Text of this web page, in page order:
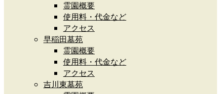
霊園概要
使用料・代金など
アクセス
早稲田墓苑
霊園概要
使用料・代金など
アクセス
吉川東墓苑